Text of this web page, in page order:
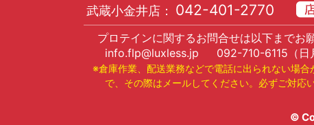
武蔵小金井店： 042-401-2770
プロテインに関するお問合せは以下までお
info.flp@luxless.jp
092-710-6115 （
※倉庫作業、配送業務などで電話に出られない場合
で、その際はメールしてください。必ずご対応
©